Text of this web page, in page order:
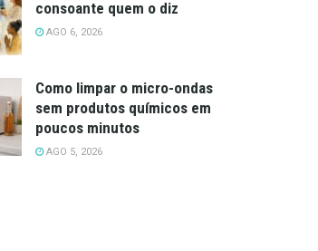
consoante quem o diz
AGO 6, 2026
Como limpar o micro-ondas
sem produtos químicos em
poucos minutos
AGO 5, 2026